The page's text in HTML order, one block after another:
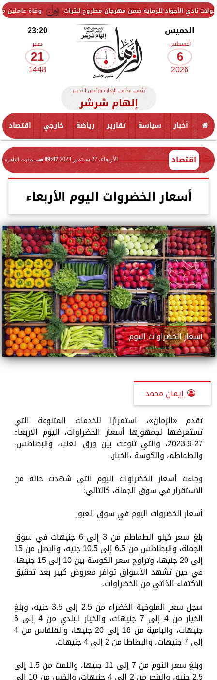
وفاة عاملين متأثرين للرماية ضمن مهرجان مطروح للتراث
الخميس
أغسطس
6
2026
23:20
صفر
21
1448
رئيس مجلس الإدارة ورئيس التحرير
إلهام شرشر
أخبار سياسة تقارير رياضة خارجي اقتصاد
اقتصاد الأربعاء، 27 سبتمبر 2023 09:47 صـ بتوقيت القاهرة
أسعار الخضروات اليوم الأربعاء
أسعار الخضراوات اليوم
إيمان محمد
تقدم «الزمان»، استمرارًا للخدمات المتنوعة التي
تستعرضها لجمهورها أسعار الخضراوات، اليوم الأربعاء
27-9-2023، والتي تنوعت بين ورق العنب، والبطاطس،
والطماطم، والكوسة ،الخيار.
وجاءت أسعار الخضراوات اليوم التى شهدت حالة من
الاستقرار في سوق الجملة، كالتالي:
أسعار الخضروات اليوم في سوق العبور
بلغ سعر كيلو الطماطم من 3 إلى 6 جنيهات في سوق
الجملة، والبطاطس من 6.5 إلى 10.5 جنيه، والبصل من 15
إلى 20 جنيها، وتراوح سعر الكوسة بين 10 إلى 15 جنيها،
في حين تشهد الأسواق توافر معروض كبير بعد تحقيق
الاكتفاء الذاتي من الخضراوات.
سجل سعر الملوخية الخضراء من 2.5 إلى 3.5 جنيه، وبلغ
الخيار من 4 إلى 7 جنيهات، والخيار البلدي من 4 إلى 6
جنيهات، والبامية من 16 إلى 20 جنيها، والقلقاس من 4
إلى 7 جنيهات، والبطاطا من 2 إلى 4 جنيهات.
وبلغ سعر الثوم من 7 إلى 11 جنيها، واللفت من 1.5 إلى
2.5 جنيه، والبنجر من 2 إلى 4 جنيهات، والخس من 10 إلى